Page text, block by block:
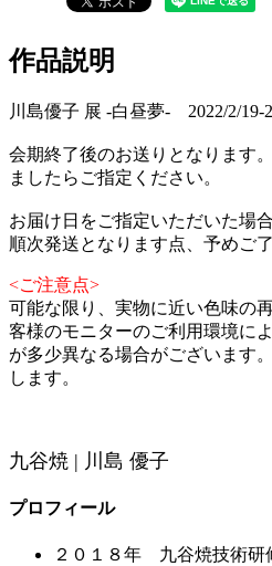
作品説明
川島優子 展 -白昼夢- 2022/2/
会期終了後のお送りとなります
ましたらご指定ください。
お届け日をご指定いただいた場
順次発送となります点、予めご
<ご注意点>
可能な限り、実物に近い色味の
客様のモニターのご利用環境に
が多少異なる場合がございます
します。
九谷焼 | 川島 優子
プロフィール
２０１８年 九谷焼技術